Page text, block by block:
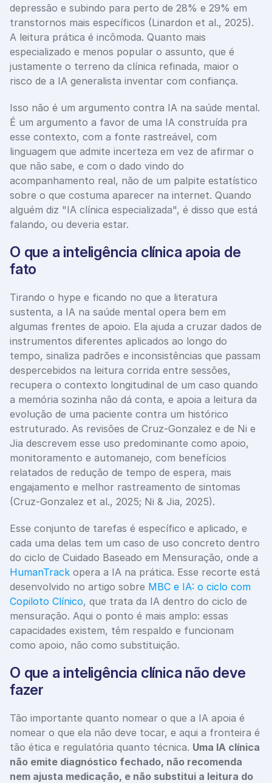
depressão e subindo para perto de 28% e 29% em
transtornos mais específicos (Linardon et al., 2025).
A leitura prática é incômoda. Quanto mais
especializado e menos popular o assunto, que é
justamente o terreno da clínica refinada, maior o
risco de a IA generalista inventar com confiança.
Isso não é um argumento contra IA na saúde mental.
É um argumento a favor de uma IA construída pra
esse contexto, com a fonte rastreável, com
linguagem que admite incerteza em vez de afirmar o
que não sabe, e com o dado vindo do
acompanhamento real, não de um palpite estatístico
sobre o que costuma aparecer na internet. Quando
alguém diz "IA clínica especializada", é disso que está
falando, ou deveria estar.
O que a inteligência clínica apoia de
fato
Tirando o hype e ficando no que a literatura
sustenta, a IA na saúde mental opera bem em
algumas frentes de apoio. Ela ajuda a cruzar dados de
instrumentos diferentes aplicados ao longo do
tempo, sinaliza padrões e inconsistências que passam
despercebidos na leitura corrida entre sessões,
recupera o contexto longitudinal de um caso quando
a memória sozinha não dá conta, e apoia a leitura da
evolução de uma paciente contra um histórico
estruturado. As revisões de Cruz-Gonzalez e de Ni e
Jia descrevem esse uso predominante como apoio,
monitoramento e automanejo, com benefícios
relatados de redução de tempo de espera, mais
engajamento e melhor rastreamento de sintomas
(Cruz-Gonzalez et al., 2025; Ni & Jia, 2025).
Esse conjunto de tarefas é específico e aplicado, e
cada uma delas tem um caso de uso concreto dentro
HumanTrack opera a IA na prática. Esse recorte está
desenvolvido no artigo sobre MBC e IA: o ciclo com
Copiloto Clínico, que trata da IA dentro do ciclo de
mensuração. Aqui o ponto é mais amplo: essas
capacidades existem, têm respaldo e funcionam
como apoio, não como substituição.
O que a inteligência clínica não deve
fazer
Tão importante quanto nomear o que a IA apoia é
nomear o que ela não deve tocar, e aqui a fronteira é
tão ética e regulatória quanto técnica. Uma IA clínica
não emite diagnóstico fechado, não recomenda
nem ajusta medicação, e não substitui a leitura do